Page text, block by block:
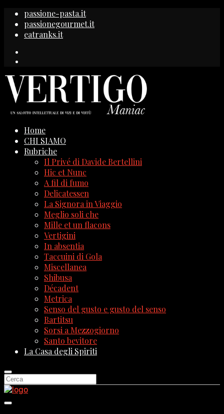
passione-pasta.it
passionegourmet.it
eatranks.it
Home
CHI SIAMO
Rubriche
Il Privé di Davide Bertellini
Hic et Nunc
A fil di fumo
Delicatessen
La Signora in Viaggio
Meglio soli che
Mille et un flacons
Vertigini
In absentia
Taccuini di Gola
Miscellanea
Shibusa
Décadent
Metrica
Senso del gusto e gusto del senso
Bartitsu
Sorsi a Mezzogiorno
Santo bevitore
La Casa degli Spiriti